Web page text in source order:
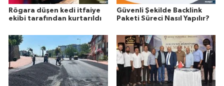
Rögara düşen kedi itfaiye
ekibi tarafından kurtarıldı
Güvenli Şekilde Backlink
Paketi Süreci Nasıl Yapılır?